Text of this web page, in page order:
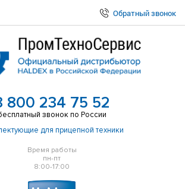
Обратный звонок
800 234 75 52
звонок по России
для прицепной техники
Время работы
пн-пт
8:00-17:00